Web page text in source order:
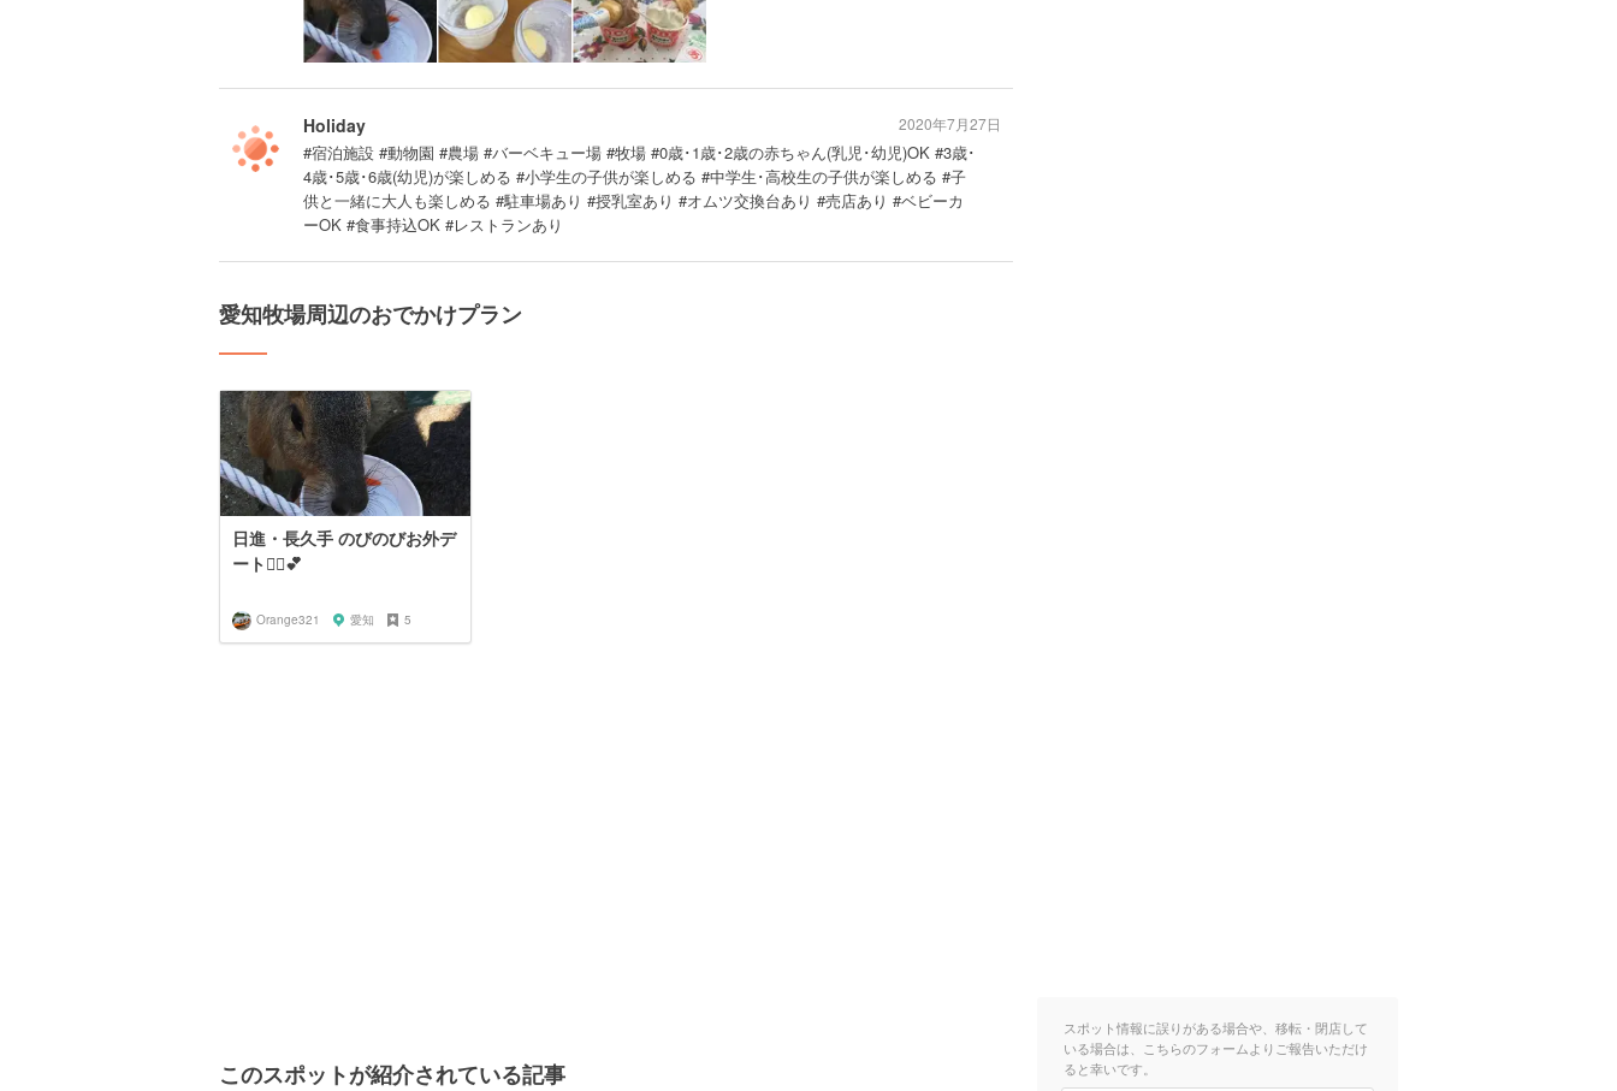
Holiday
#宿泊施設 #動物園 #農場 #バーベキュー場 #牧場 #0歳･1歳･2歳の赤ちゃん(乳児･幼児)OK #3歳･
4歳･5歳･6歳(幼児)が楽しめる #小学生の子供が楽しめる #中学生･高校生の子供が楽しめる #子
供と一緒に大人も楽しめる #駐車場あり #授乳室あり #オムツ交換台あり #売店あり #ベビーカ
ーOK #食事持込OK #レストランあり
2020年7月27日
愛知牧場周辺のおでかけプラン
日進・長久手 のびのびお外デ
ート🚴‍♀️💕
Orange321 愛知 5
このスポットが紹介されている記事
スポット情報に誤りがある場合や、移転・閉店して
いる場合は、こちらのフォームよりご報告いただけ
ると幸いです。